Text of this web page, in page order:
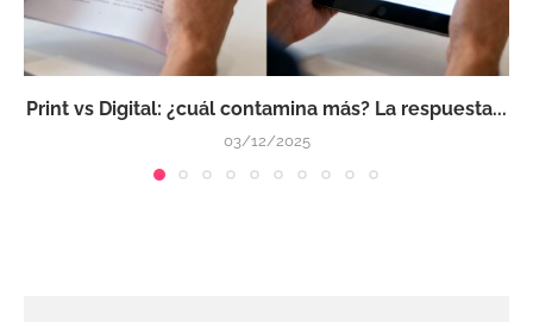
Print vs Digital: ¿cuál contamina más? La respuesta...
03/12/2025